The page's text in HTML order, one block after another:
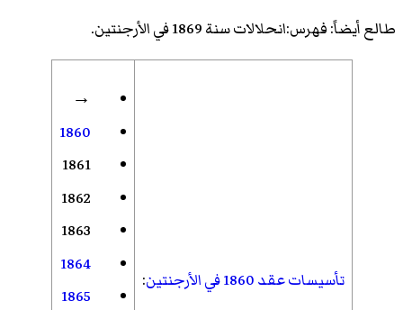
طالع أيضاً:فهرس:انحلالات سنة 1869 في الأرجنتين .
تأسيسات عقد 1860 في الأرجنتين :
→
1860
1861
1862
1863
1864
1865